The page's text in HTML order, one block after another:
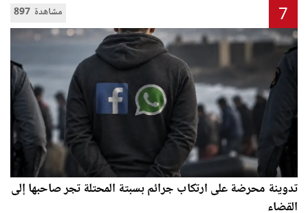
897 مشاهدة 7
تدوينة محرضة على ارتكاب جرائم بسبتة المحتلة تجر صاحبها إلى
القضاء